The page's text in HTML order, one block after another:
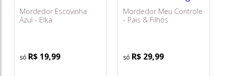
Mordedor Escovinha
Azul - Elka
R$ 19,99
Mordedor Meu Controle
- Pais & Filhos
R$ 29,99